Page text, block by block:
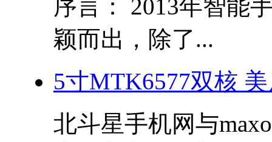
序言： 2013年智能
颖而出，除了...
5寸MTK6577双核
北斗星手机网与